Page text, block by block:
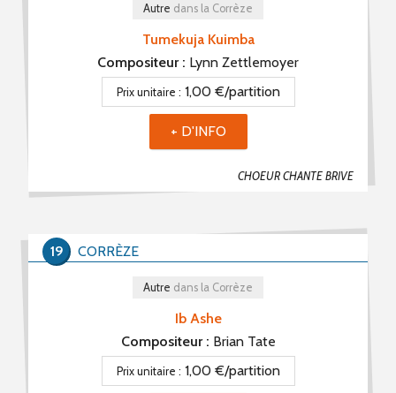
Tumekuja Kuimba
CHOEUR CHANTE BRIVE
Autre dans la Corrèze
Compositeur : Lynn Zettlemoyer
Prix unitaire : 1,00 €/partition
+ D'INFO
Ib Ashe
Autre dans la Corrèze
CORRÈZE
19
Compositeur : Brian Tate
Prix unitaire : 1,00 €/partition